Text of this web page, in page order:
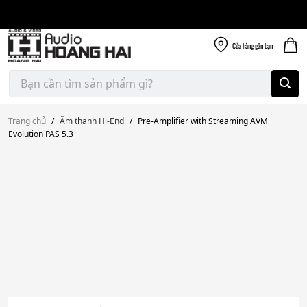
content
Cửa hànggần bạn
Tìm
kiếm:
Trang chủ / Âm thanh Hi-End / Pre-Amplifier with Streaming AVM
Evolution PAS 5.3